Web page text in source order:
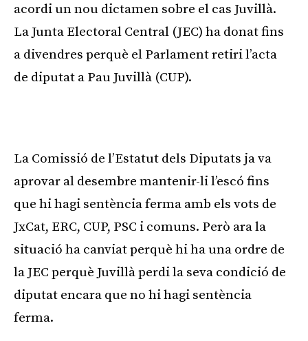
acordi un nou dictamen sobre el cas Juvillà.
La Junta Electoral Central (JEC) ha donat fins
a divendres perquè el Parlament retiri l’acta
de diputat a Pau Juvillà (CUP).
La Comissió de l’Estatut dels Diputats ja va
aprovar al desembre mantenir-li l’escó fins
que hi hagi sentència ferma amb els vots de
JxCat, ERC, CUP, PSC i comuns. Però ara la
situació ha canviat perquè hi ha una ordre de
la JEC perquè Juvillà perdi la seva condició de
diputat encara que no hi hagi sentència
ferma.